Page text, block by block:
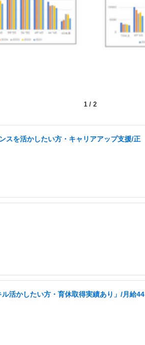
1 / 2
スを活かしたい方・キャリアアップ支援/正
活かしたい方・育休取得実績あり」/月給44